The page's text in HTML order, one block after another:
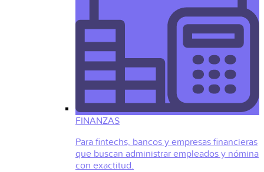
FINANZAS
Para fintechs, bancos y empresas financieras
que buscan administrar empleados y nómina
con exactitud.